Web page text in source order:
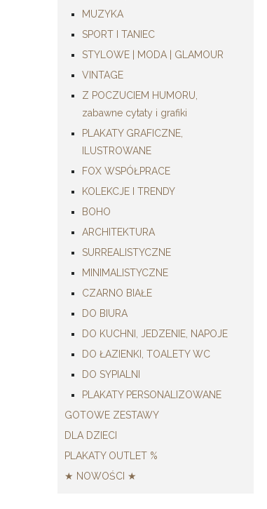
MUZYKA
SPORT I TANIEC
STYLOWE | MODA | GLAMOUR
VINTAGE
Z POCZUCIEM HUMORU,
zabawne cytaty i grafiki
PLAKATY GRAFICZNE,
ILUSTROWANE
FOX WSPÓŁPRACE
KOLEKCJE I TRENDY
BOHO
ARCHITEKTURA
SURREALISTYCZNE
MINIMALISTYCZNE
CZARNO BIAŁE
DO BIURA
DO KUCHNI, JEDZENIE, NAPOJE
DO ŁAZIENKI, TOALETY WC
DO SYPIALNI
PLAKATY PERSONALIZOWANE
GOTOWE ZESTAWY
DLA DZIECI
PLAKATY OUTLET %
★ NOWOŚCI ★